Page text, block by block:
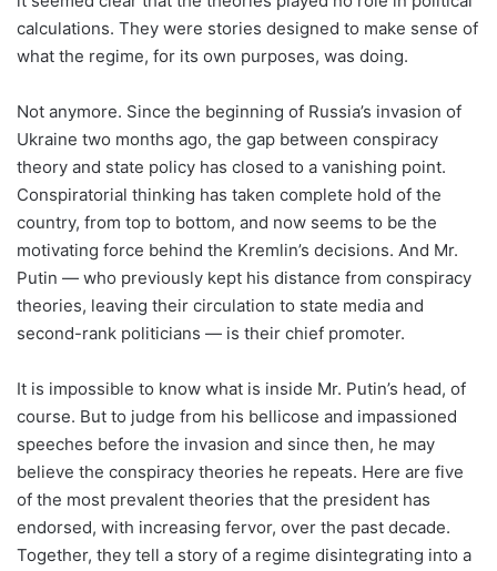
calculations. They were stories designed to make sense of
what the regime, for its own purposes, was doing.
Not anymore. Since the beginning of Russia’s invasion of
Ukraine two months ago, the gap between conspiracy
theory and state policy has closed to a vanishing point.
Conspiratorial thinking has taken complete hold of the
country, from top to bottom, and now seems to be the
motivating force behind the Kremlin’s decisions. And Mr.
Putin — who previously kept his distance from conspiracy
theories, leaving their circulation to state media and
second-rank politicians — is their chief promoter.
It is impossible to know what is inside Mr. Putin’s head, of
course. But to judge from his bellicose and impassioned
speeches before the invasion and since then, he may
believe the conspiracy theories he repeats. Here are five
of the most prevalent theories that the president has
endorsed, with increasing fervor, over the past decade.
Together, they tell a story of a regime disintegrating into a